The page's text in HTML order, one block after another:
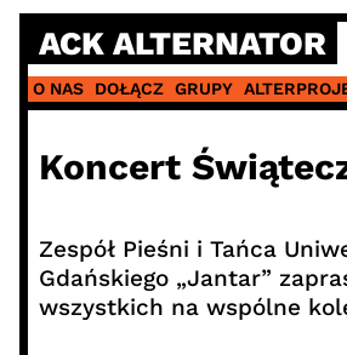
Skip
content
ACK ALTERNATOR
O NAS DOŁĄCZ GRUPY
Koncert
Zespół Pieśni i Tańca
Gdańskiego „Jantar”
wszystkich na wspólne